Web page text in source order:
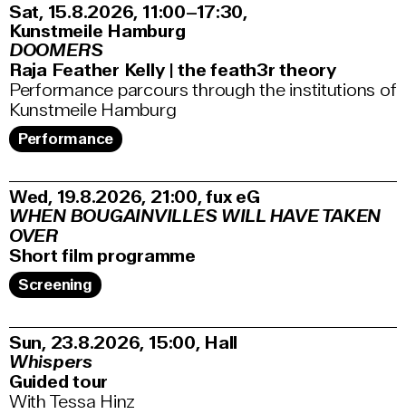
Sat, 15.8.2026 11:00–17:30,
Kunstmeile Hamburg
DOOMERS
Raja Feather Kelly | the feath3r theory
Performance parcours through the institutions of
Kunstmeile Hamburg
Performance
Wed, 19.8.2026 21:00,fux eG
WHEN BOUGAINVILLES WILL HAVE TAKEN
OVER
Short film programme
Screening
Sun, 23.8.2026 15:00, Hall
Whispers
Guided tour
With Tessa Hinz